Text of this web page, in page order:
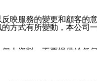
映服務的變更和顧客的
方式有所變動，本公司
人資料，不要提供給任
件或進入所機關管理區。
件地址與您取得聯絡並